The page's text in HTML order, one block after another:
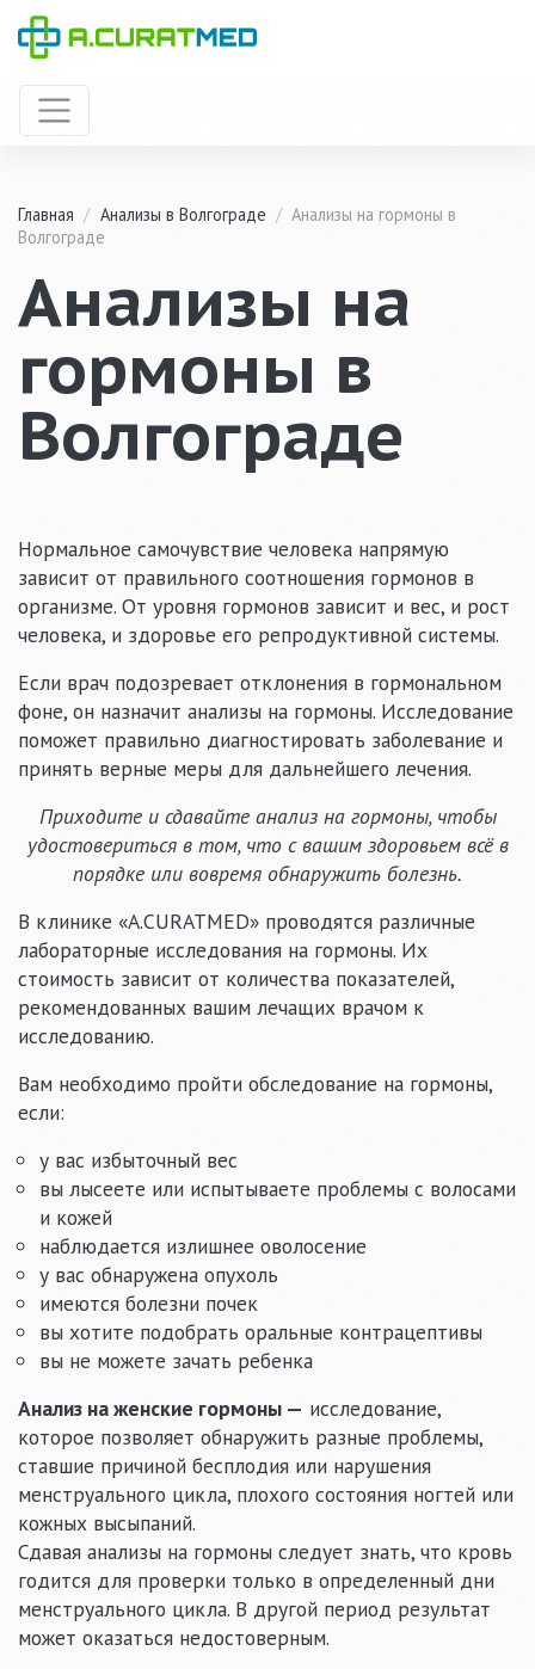
Главная / Анализы в Волгограде / Анализы на гормоны в
Волгограде
Анализы на
гормоны в
Волгограде
Нормальное самочувствие человека напрямую
зависит от правильного соотношения гормонов в
организме. От уровня гормонов зависит и вес, и рост
человека, и здоровье его репродуктивной системы.
Если врач подозревает отклонения в гормональном
фоне, он назначит анализы на гормоны. Исследование
поможет правильно диагностировать заболевание и
принять верные меры для дальнейшего лечения.
Приходите и сдавайте анализ на гормоны, чтобы
удостовериться в том, что с вашим здоровьем всё в
порядке или вовремя обнаружить болезнь.
В клинике «A.CURATMED» проводятся различные
лабораторные исследования на гормоны. Их
стоимость зависит от количества показателей,
рекомендованных вашим лечащих врачом к
исследованию.
Вам необходимо пройти обследование на гормоны,
если:
у вас избыточный вес
вы лысеете или испытываете проблемы с волосами
и кожей
наблюдается излишнее оволосение
у вас обнаружена опухоль
имеются болезни почек
вы хотите подобрать оральные контрацептивы
вы не можете зачать ребенка
Анализ на женские гормоны — исследование,
которое позволяет обнаружить разные проблемы,
ставшие причиной бесплодия или нарушения
менструального цикла, плохого состояния ногтей или
кожных высыпаний.
Сдавая анализы на гормоны следует знать, что кровь
годится для проверки только в определенный дни
менструального цикла. В другой период результат
может оказаться недостоверным.